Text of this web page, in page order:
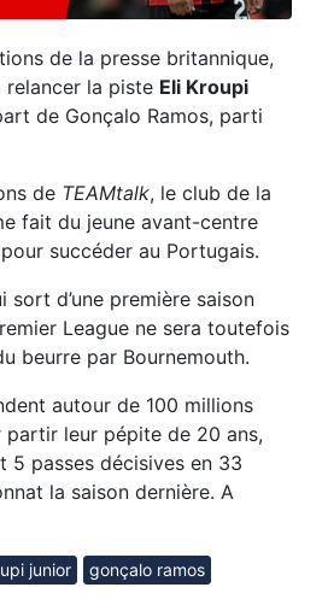
de la presse britannique,
relancer la piste Eli Kroupi
de Gonçalo Ramos, parti
de TEAMtalk, le club de la
fait du jeune avant-centre
succéder au Portugais.
sort d’une première saison
League ne sera toutefois
beurre par Bournemouth.
autour de 100 millions
partir leur pépite de 20 ans,
5 passes décisives en 33
la saison dernière. A
junior gonçalo ramos